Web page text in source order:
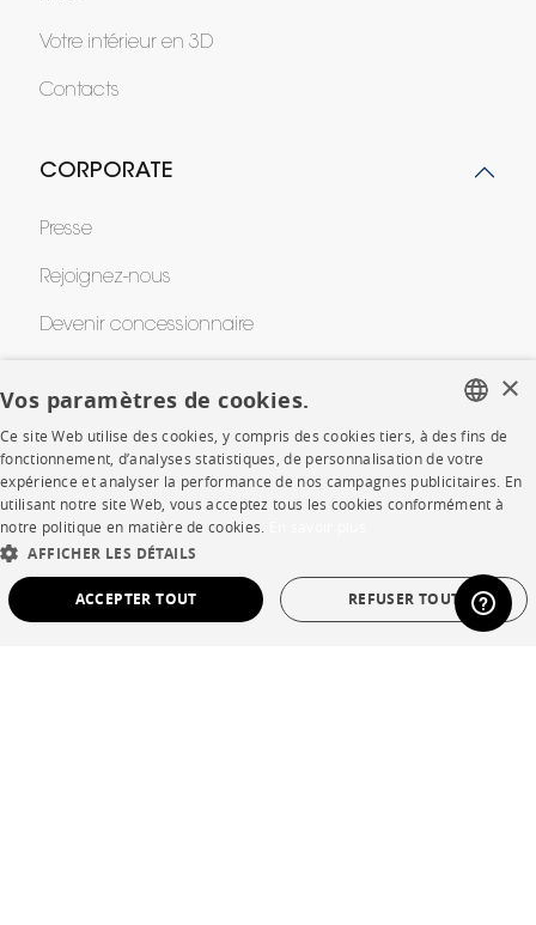
Votre intérieur en 3D
Contacts
CORPORATE
Presse
Rejoignez-nous
Devenir concessionnaire
SHOP
Points de vente
Garanties et SAV
Ventes privées
FRENCH
ENGLISH
SPANISH
×
Vos paramètres de cookies.
Ce site Web utilise des cookies, y compris des cookies tiers, à des fins de
fonctionnement, d’analyses statistiques, de personnalisation de votre
expérience et analyser la performance de nos campagnes publicitaires. En
utilisant notre site Web, vous acceptez tous les cookies conformément à
notre politique en matière de cookies.
AFFICHER LES DÉTAILS
ACCEPTER TOUT REFUSER TOUT